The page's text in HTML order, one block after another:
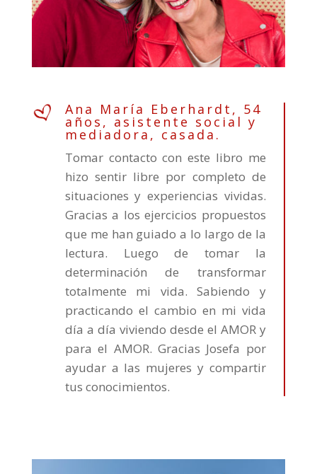
Ana María Eberhardt, 54
años, asistente social y
mediadora, casada.
Tomar contacto con este libro me
hizo sentir libre por completo de
situaciones y experiencias vividas.
Gracias a los ejercicios propuestos
que me han guiado a lo largo de la
lectura. Luego de tomar la
determinación de transformar
totalmente mi vida. Sabiendo y
practicando el cambio en mi vida
día a día viviendo desde el AMOR y
para el AMOR. Gracias Josefa por
ayudar a las mujeres y compartir
tus conocimientos.